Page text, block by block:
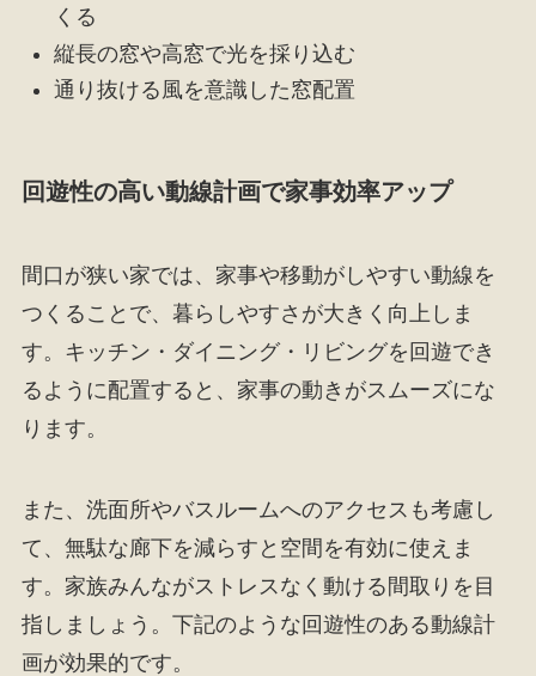
くる
縦長の窓や高窓で光を採り込む
通り抜ける風を意識した窓配置
回遊性の高い動線計画で家事効率アップ
間口が狭い家では、家事や移動がしやすい動線を
つくることで、暮らしやすさが大きく向上しま
す。キッチン・ダイニング・リビングを回遊でき
るように配置すると、家事の動きがスムーズにな
ります。
また、洗面所やバスルームへのアクセスも考慮し
て、無駄な廊下を減らすと空間を有効に使えま
す。家族みんながストレスなく動ける間取りを目
指しましょう。下記のような回遊性のある動線計
画が効果的です。